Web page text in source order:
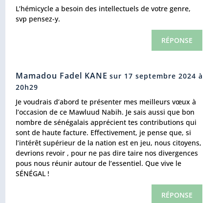
L’hémicycle a besoin des intellectuels de votre genre,
svp pensez-y.
RÉPONSE
Mamadou Fadel KANE sur 17 septembre 2024 à
20h29
Je voudrais d’abord te présenter mes meilleurs vœux à
l’occasion de ce Mawluud Nabih. Je sais aussi que bon
nombre de sénégalais apprécient tes contributions qui
sont de haute facture. Effectivement, je pense que, si
l’intérêt supérieur de la nation est en jeu, nous citoyens,
devrions revoir , pour ne pas dire taire nos divergences
pous nous réunir autour de l’essentiel. Que vive le
SÉNÉGAL !
RÉPONSE